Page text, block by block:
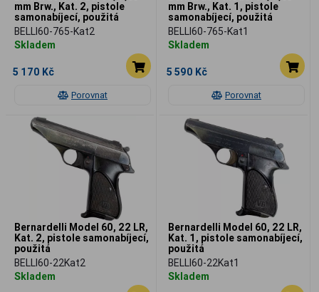
Porovnat
mm Brw., Kat. 2, pistole
samonabíjecí, použitá
BELLI60-765-Kat2
Skladem
5 170 Kč
Porovnat
mm Brw., Kat. 1, pistole
samonabíjecí, použitá
BELLI60-765-Kat1
Skladem
5 590 Kč
Bernardelli Model 60, 22 LR,
Kat. 2, pistole samonabíjecí,
použitá
BELLI60-22Kat2
Skladem
Bernardelli Model 60, 22 LR,
Kat. 1, pistole samonabíjecí,
použitá
BELLI60-22Kat1
Skladem